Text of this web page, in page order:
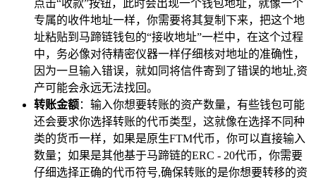
点击“收款”按钮，此时会出现一个钱包地址，就像一个
专属的收件地址一样，你需要将其复制下来，把这个地
址粘贴到马蹄链钱包的“接收地址”一栏中，在这个过程
中，务必像对待精密仪器一样仔细核对地址的准确性，
因为一旦输入错误，就如同将信件寄到了错误的地址,资
产可能会永远无法找回。
转账金额：输入你想要转账的资产数量，有些钱包可能
还会要求你选择转账的代币类型，这就像在选择不同种
类的货币一样，如果是原生FTM代币，你可以直接输入
数量；如果是其他基于马蹄链的ERC - 20代币，你需要
仔细选择正确的代币符号,确保转账的是你想要转移的资